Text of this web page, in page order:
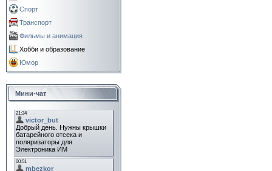
Спорт
Транспорт
Фильмы и анимация
Хобби и образование
Юмор
Мини-чат